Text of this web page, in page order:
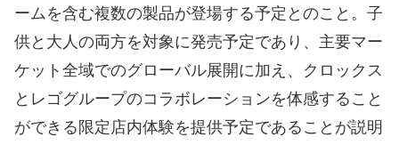
ームを含む複数の製品が登場する予定とのこと。子
供と大人の両方を対象に発売予定であり、主要マー
ケット全域でのグローバル展開に加え、クロックス
とレゴグループのコラボレーションを体感すること
ができる限定店内体験を提供予定であることが説明